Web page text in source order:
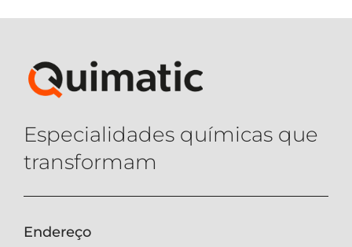
Especialidades químicas que
transformam
Endereço